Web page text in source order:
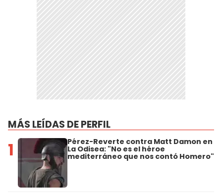
MÁS LEÍDAS DE PERFIL
1 Pérez-Reverte contra Matt Damon en
La Odisea: "No es el héroe
mediterráneo que nos contó Homero"